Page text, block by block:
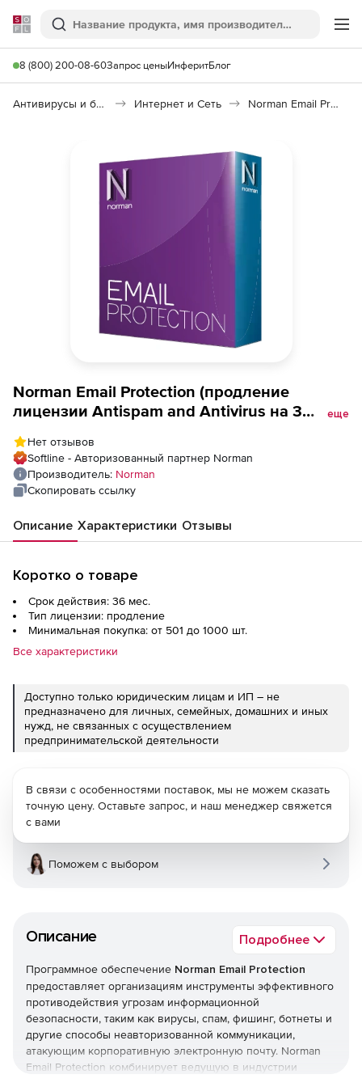
Softline
Поиск
8 (800) 200-08-60Запрос ценыИнферитБлог
Антивирусы и безопасность Интернет и Сеть Norman Email Protection
Norman Email Protection (продление
лицензии Antispam and Antivirus на 3
еще
Нет отзывов
Softline - Авторизованный партнер Norman
Производитель: Norman
Скопировать ссылку
Описание Характеристики Отзывы
Коротко о товаре
Срок действия: 36 мес.
Тип лицензии: продление
Минимальная покупка: от 501 до 1000 шт.
Все характеристики
Доступно только юридическим лицам и ИП – не
предназначено для личных, семейных, домашних и иных
нужд, не связанных с осуществлением
предпринимательской деятельности
Описание Подробнее
Программное обеспечение Norman Email Protection
предоставляет организациям инструменты эффективного
противодействия угрозам информационной
безопасности, таким как вирусы, спам, фишинг, ботнеты и
другие способы неавторизованной коммуникации,
атакующим корпоративную электронную почту. Norman
Email Protection комбинирует ведущую в индустрии
В связи с особенностями поставок, мы не можем сказать
точную цену. Оставьте запрос, и наш менеджер свяжется
с вами
Поможем с выбором